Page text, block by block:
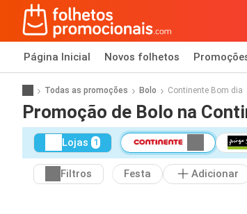
Página Inicial Novos folhetos
Todas as promoções Bolo Continente Bom dia
Promoção de Bolo na
Lojas 1
Filtros Festa Adicionar